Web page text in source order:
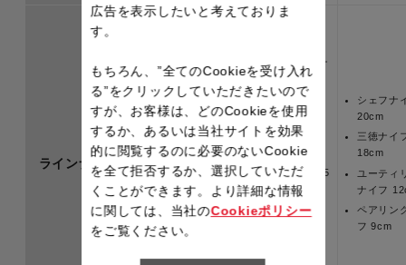
ラインナップ
スライシングナ
イフ 20cm
シェフナイフ
18cm
三徳ナイフ
16.5cm
三徳ナイフ
14.5cm
ペティナイフ
15cm
スライシングナ
イフ20cm
シェフナイフ
18cm
三徳ナイフ
16.5cm
三徳ナイフ14.5
㎝
ペティナイフ
シェフナ
20cm
三徳ナイ
18cm
ユーティ
ナイフ
ペアリン
フ 9cm
広告を表示したいと考えておりま
す。
もちろん、”全てのCookieを受け入れ
る”をクリックしていただきたいので
すが、お客様は、どのCookieを使用
するか、あるいは当社サイトを効果
的に閲覧するのに必要のないCookie
を全て拒否するか、選択していただ
くことができます。より詳細な情報
に関しては、当社のCookieポリシー
をご覧ください。